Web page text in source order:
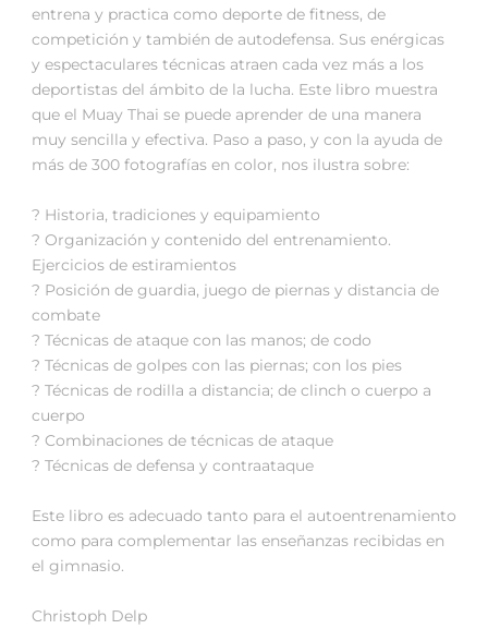
entrena y practica como deporte de fitness, de
competición y también de autodefensa. Sus enérgicas
y espectaculares técnicas atraen cada vez más a los
deportistas del ámbito de la lucha. Este libro muestra
que el Muay Thai se puede aprender de una manera
muy sencilla y efectiva. Paso a paso, y con la ayuda de
más de 300 fotografías en color, nos ilustra sobre:
? Historia, tradiciones y equipamiento
? Organización y contenido del entrenamiento.
Ejercicios de estiramientos
? Posición de guardia, juego de piernas y distancia de
combate
? Técnicas de ataque con las manos; de codo
? Técnicas de golpes con las piernas; con los pies
? Técnicas de rodilla a distancia; de clinch o cuerpo a
cuerpo
? Combinaciones de técnicas de ataque
? Técnicas de defensa y contraataque
Este libro es adecuado tanto para el autoentrenamiento
como para complementar las enseñanzas recibidas en
el gimnasio.
Christoph Delp